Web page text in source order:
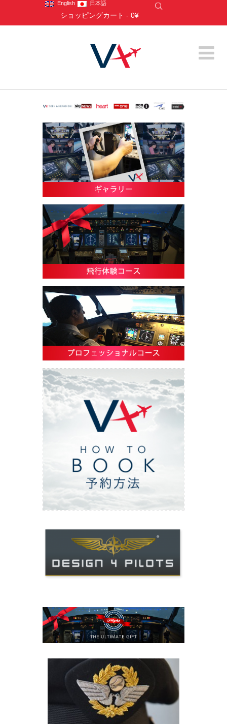
English 日本語
ショッピングカート - 0¥
ご予約方法